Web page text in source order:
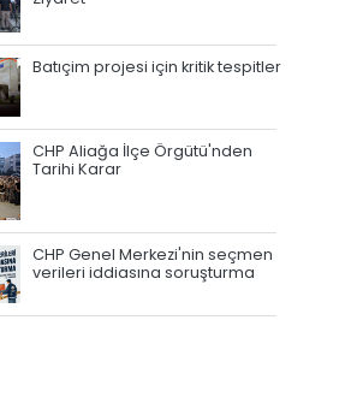
Batıçim projesi için kritik tespitler
CHP Aliağa İlçe Örgütü'nden
Tarihi Karar
CHP Genel Merkezi'nin seçmen
verileri iddiasına soruşturma